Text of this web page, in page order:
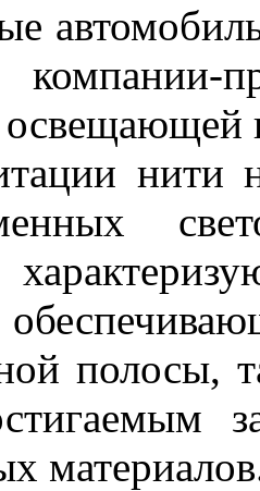
компании-
нити
полосы,